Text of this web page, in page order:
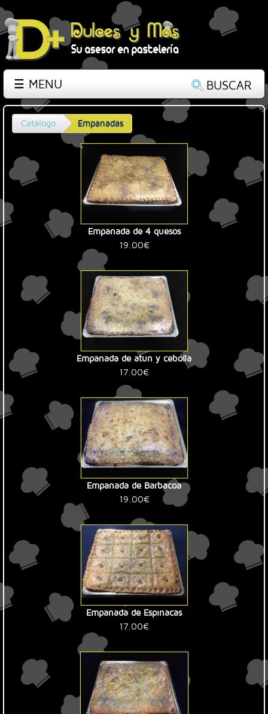
☰ MENU BUSCAR
Catálogo Empanadas
Empanada de 4 quesos
19.00€
Empanada de atun y cebolla
17.00€
Empanada de Barbacoa
19.00€
Empanada de Espinacas
17.00€